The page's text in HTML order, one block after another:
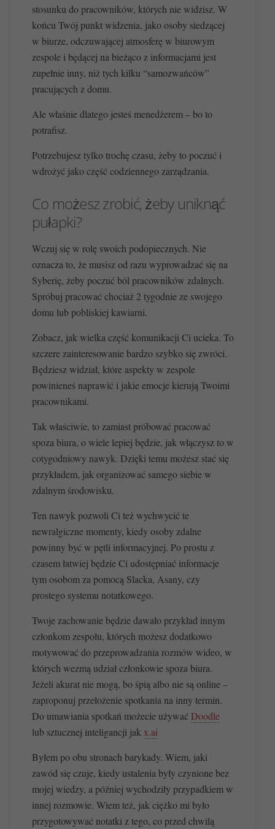
stosunku do pracowników, których nie widzisz. W
końcu Twój punkt widzenia, jako osoby siedzącej
w biurze, odczuwającej atmosferę w biurowym
zespole i będącej na bieżąco z informacjami jest
zupełnie inny, niż tych kilku “samozwańców”
pracujących z domu.
Ale właśnie dlatego jesteś menedżerem – bo to
potrafisz.
Potrzebujesz tylko trochę czasu, żeby to poczuć i
wdrożyć jako część codziennego zarządzania.
Co możesz zrobić, żeby uniknąć
pułapki?
Wczuj się w rolę swoich podopiecznych. Nie
oznacza to, że musisz od razu wyprowadzać się na
Syberię, żeby poczuć ból pracowników zdalnych.
Spróbuj pracować chociaż 2 tygodnie ze swojego
domu lub pobliskiej kawiarni.
Zobacz, jak wielka część komunikacji Ci ucieka. To
szczere zainteresowanie bardzo szybko się zwróci.
Będziesz widział, które aspekty w zespole
powinieneś naprawić i jakie emocje kierują Twoimi
pracownikami.
Tak właściwie, to zamiast próbować pracować
spoza biura, o wiele lepiej będzie, jak włączysz to w
cotygodniowy nawyk. Dzięki temu możesz stać się
przykładem, jak organizować samego siebie w
zdalnym środowisku.
Ten nawyk pozwoli Ci też wychwycić te
newralgiczne momenty, kiedy osoby zdalne
powinny być w pętli informacyjnej. Po prostu z
czasem łatwiej będzie Ci udostępniać informacje
tym osobom za pomocą Slacka, Asany, czy
prostego systemu notatkowego.
Twoje zachowanie będzie dawało przykład innym
członkom zespołu, których możesz dodatkowo
motywować do przeprowadzania rozmów wideo, w
których wezmą udział członkowie spoza biura.
Jeżeli akurat nie mogą, bo śpią albo nie są online –
zaproponuj przełożenie spotkania na inny termin.
Do umawiania spotkań możecie używać Doodle
lub sztucznej inteligancji jak x.ai
Byłem po obu stronach barykady. Wiem, jaki
zawód się czuje, kiedy ustalenia były czynione bez
mojej wiedzy, a później wychodziły przypadkiem w
innej rozmowie. Wiem też, jak ciężko mi było
przygotowywać notatki z tego, co przed chwilą